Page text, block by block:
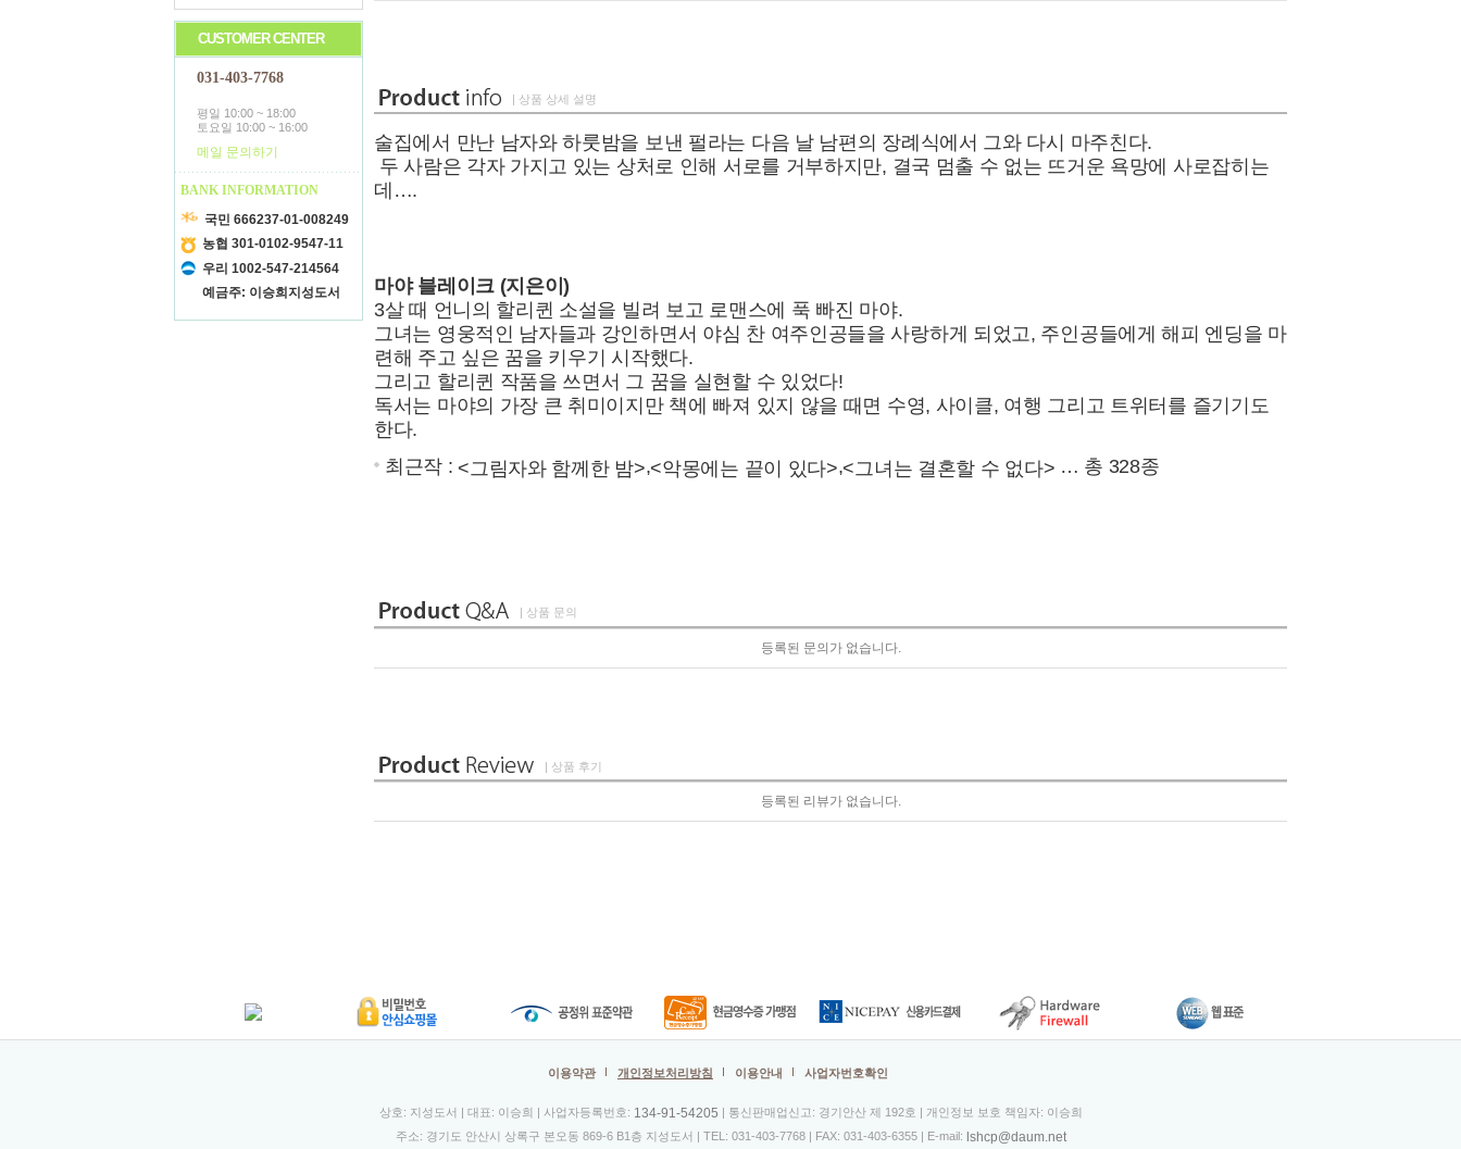
CUSTOMER CENTER
031-403-7768
평일 10:00 ~ 18:00
토요일 10:00 ~ 16:00
메일 문의하기
BANK INFORMATION
국민 666237-01-008249
농협 301-0102-9547-11
우리 1002-547-214564
예금주: 이승희지성도서
| 상품 상세 설명
술집에서 만난 남자와 하룻밤을 보낸 펄라는 다음 날 남편의 장례식에서 그와 다시 마주친다.
두 사람은 각자 가지고 있는 상처로 인해 서로를 거부하지만, 결국 멈출 수 없는 뜨거운 욕망에 사로잡히는
데….
마야 블레이크 (지은이)
3살 때 언니의 할리퀸 소설을 빌려 보고 로맨스에 푹 빠진 마야.
그녀는 영웅적인 남자들과 강인하면서 야심 찬 여주인공들을 사랑하게 되었고, 주인공들에게 해피 엔딩을 마
련해 주고 싶은 꿈을 키우기 시작했다.
그리고 할리퀸 작품을 쓰면서 그 꿈을 실현할 수 있었다!
독서는 마야의 가장 큰 취미이지만 책에 빠져 있지 않을 때면 수영, 사이클, 여행 그리고 트위터를 즐기기도
한다.
최근작 : <그림자와 함께한 밤>,<악몽에는 끝이 있다>,<그녀는 결혼할 수 없다> … 총 328종
| 상품 문의
등록된 문의가 없습니다.
| 상품 후기
등록된 리뷰가 없습니다.
이용약관 개인정보처리방침 이용안내 사업자번호확인
상호: 지성도서 | 대표: 이승희 | 사업자등록번호: 134-91-54205 | 통신판매업신고: 경기안산 제 192호 | 개인정보 보호 책임자: 이승희
주소: 경기도 안산시 상록구 본오동 869-6 B1층 지성도서 | TEL: 031-403-7768| FAX: 031-403-6355 | E-mail: lshcp@daum.net